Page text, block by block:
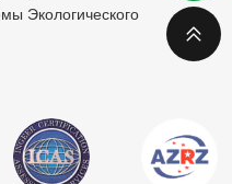
Экологического